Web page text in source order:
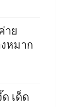
าย
หมาก
ด เด็ด